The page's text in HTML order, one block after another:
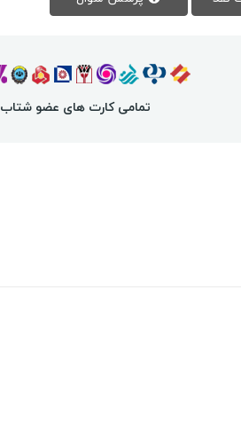
تمامی کارت های عضو شتاب